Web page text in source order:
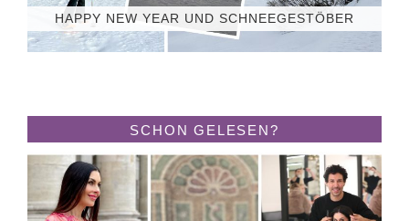
HAPPY NEW YEAR UND SCHNEEGESTÖBER
SCHON GELESEN?